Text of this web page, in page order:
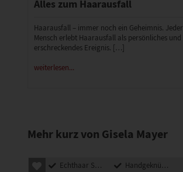
Alles zum Haarausfall
Haarausfall – immer noch ein Geheimnis. Jeder
Mensch erlebt Haarausfall als persönliches und
erschreckendes Ereignis. […]
weiterlesen...
Mehr kurz von Gisela Mayer
Echthaar Synthetik Mix Handgeknüpft